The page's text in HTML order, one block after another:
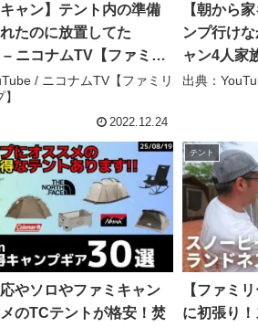
キャン】テント内の準備
たのに放置してた
– ニコナムTV【ファミリ
】 / ニコナムTV【ファミリ
2022.12.24
【朝から
ンプ行け
ャン4人家
トRXを乗
出典：
やソロやファミキャン
のTCテントが格安！焚
テント
【ファミ
に初張り